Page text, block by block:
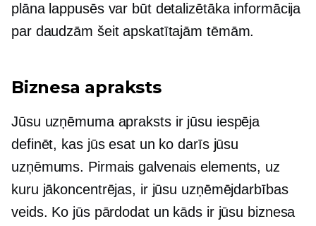
plāna lappusēs var būt detalizētāka informācija
par daudzām šeit apskatītajām tēmām.
Biznesa apraksts
Jūsu uzņēmuma apraksts ir jūsu iespēja
definēt, kas jūs esat un ko darīs jūsu
uzņēmums. Pirmais galvenais elements, uz
kuru jākoncentrējas, ir jūsu uzņēmējdarbības
veids. Ko jūs pārdodat un kāds ir jūsu biznesa